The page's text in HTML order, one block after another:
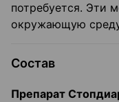
потребуется. Эти
окружающую
Состав
Препарат